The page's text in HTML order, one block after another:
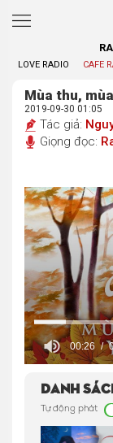
LOVE RADIO CAFE
Mùa thu,
2019-09-30 01:05
Tác giả:
Giọng đọc:
00:27
Danh
Tự động phát